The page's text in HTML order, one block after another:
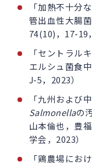
「加熱不十分
管出血性大腸
74(10)，17-19
「セントラル
エルシュ菌食
J-5，2023）
「九州および
Salmonellaの
山本倫也，豊
学会，2023）
「鶏農場にお